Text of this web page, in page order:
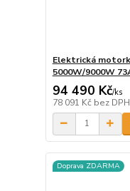
Elektrická
5000W/9000W
94 490 Kč/ks
78 091 Kč bez DPH
Doprava ZDARMA